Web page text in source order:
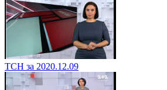
ТСН за 2020.12.09